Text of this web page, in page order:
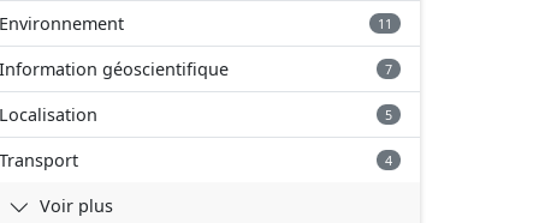
Environnement 11
Information géoscientifique 7
Localisation 5
Transport 4
Voir plus